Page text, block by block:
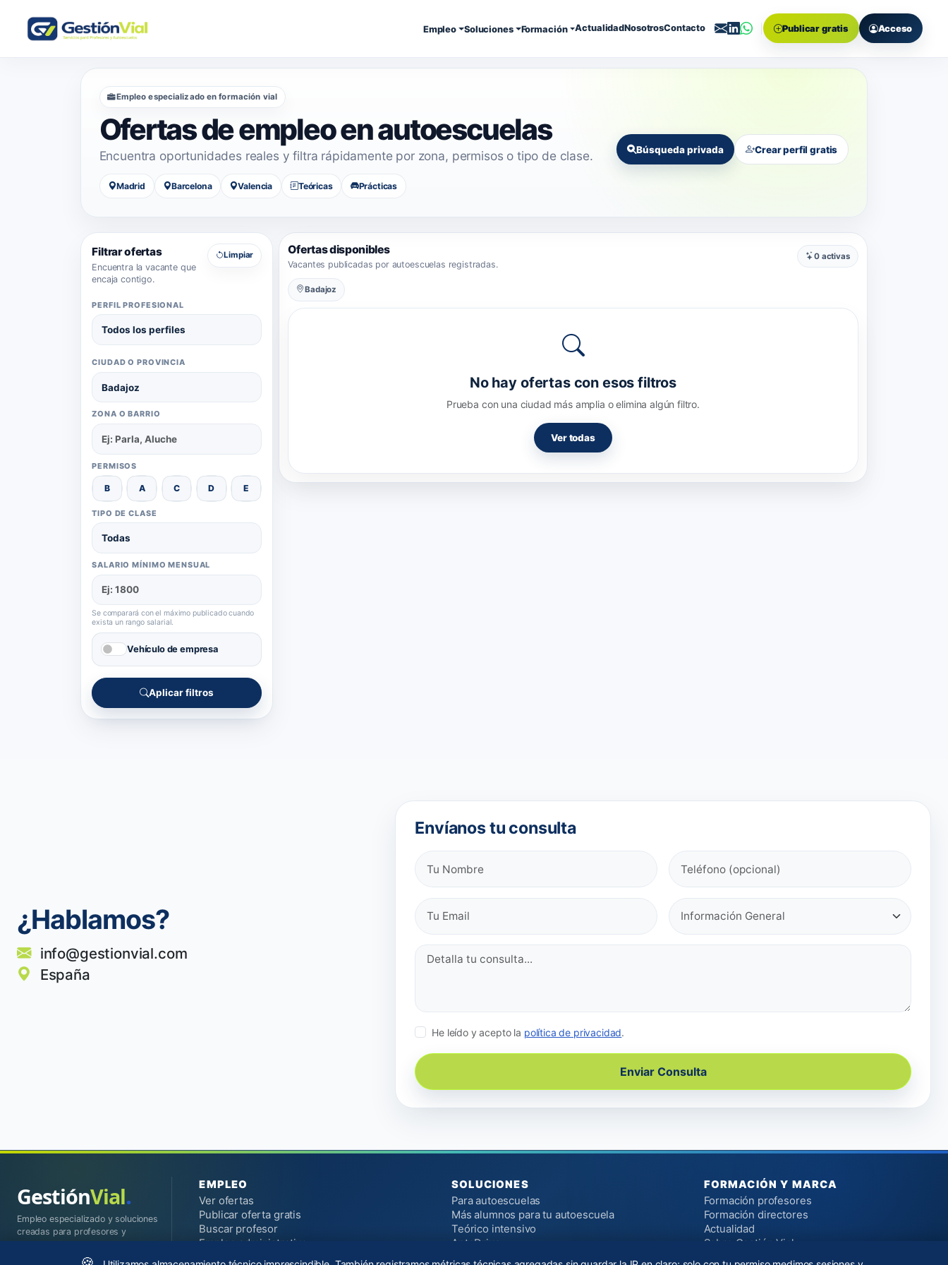
Empleo Soluciones Formación ActualidadNosotrosContacto Publicar gratis Acceso
Empleo especializado en formación vial
Ofertas de empleo en autoescuelas
Encuentra oportunidades reales y filtra rápidamente por zona, permisos o tipo de clase. Búsqueda privada Crear perfil gratis
Madrid Barcelona Valencia Teóricas Prácticas
Filtrar ofertas
Encuentra la vacante que
encaja contigo.
Limpiar
PERFIL PROFESIONAL
CIUDAD O PROVINCIA
ZONA O BARRIO
PERMISOS
B A C D E
TIPO DE CLASE
SALARIO MÍNIMO MENSUAL
Se comparará con el máximo publicado cuando
exista un rango salarial.
Vehículo de empresa
Aplicar filtros
Ofertas disponibles
Vacantes publicadas por autoescuelas registradas.
0 activas
Badajoz
No hay ofertas con esos filtros
Prueba con una ciudad más amplia o elimina algún filtro.
Ver todas
¿Hablamos?
info@gestionvial.com
España
Envíanos tu consulta
He leído y acepto la política de privacidad.
Enviar Consulta
GestiónVial.
Empleo especializado y soluciones
creadas para profesores y
autoescuelas.
EMPLEO
Ver ofertas
Publicar oferta gratis
Buscar profesor
Empleo administrativo
Observatorio salarial
SOLUCIONES
Para autoescuelas
Más alumnos para tu autoescuela
Teórico intensivo
AptoDrive
Herramientas gratuitas
FORMACIÓN Y MARCA
Formación profesores
Formación directores
Actualidad
Sobre Gestión Vial